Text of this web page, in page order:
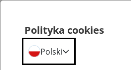
Polityka cookies
Polski